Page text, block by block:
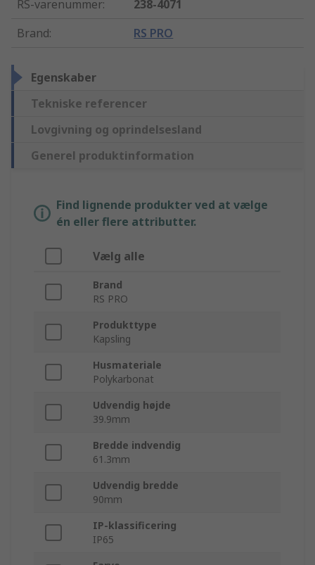
RS-varenummer:
238-4071
Brand: RS PRO
Egenskaber
Tekniske referencer
Lovgivning og oprindelsesland
Generel produktinformation
Find lignende produkter ved at vælge
én eller flere attributter.
Vælg alle
Brand
RS PRO
Produkttype
Kapsling
Husmateriale
Polykarbonat
Udvendig højde
39.9mm
Bredde indvendig
61.3mm
Udvendig bredde
90mm
IP-klassificering
IP65